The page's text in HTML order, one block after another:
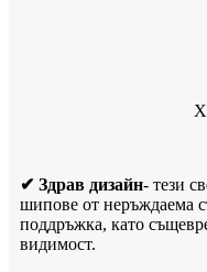
✔ Здрав дизайн- тези
шипове от неръждаема
поддръжка, като
видимост.